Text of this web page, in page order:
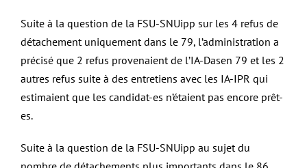
Suite à la question de la FSU-SNUipp sur les 4 refus de
détachement uniquement dans le 79, l’administration a
précisé que 2 refus provenaient de l’IA-Dasen 79 et les 2
autres refus suite à des entretiens avec les IA-IPR qui
estimaient que les candidat-es n’étaient pas encore prêt-
es.
Suite à la question de la FSU-SNUipp au sujet du